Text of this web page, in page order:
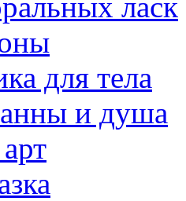
для тела
и душа